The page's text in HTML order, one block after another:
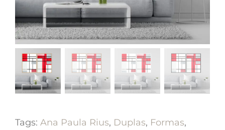
Tags: Ana Paula Rius, Duplas, Formas,